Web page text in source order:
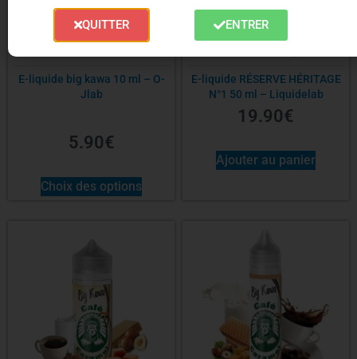
E-liquide big kawa 10 ml – O-
Jlab
5.90€
Choix des options
E-liquide RÉSERVE HÉRITAGE
N°1 50 ml – Liquidelab
19.90€
Ajouter au panier
QUITTER ENTRER